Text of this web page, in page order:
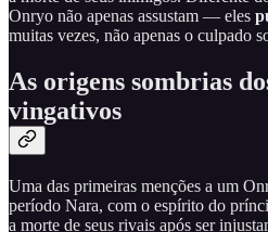
Onryo não apenas assustam — eles
muitas vezes, não apenas o culpado
As origens sombrias
vingativos
Uma das primeiras menções a um
período Nara, com o espírito do
a morte de seus rivais após ser